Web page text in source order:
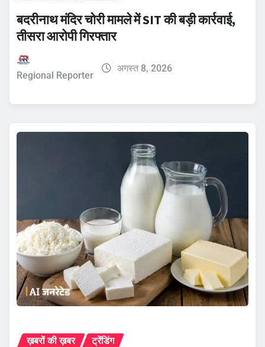
बदरीनाथ मंदिर चोरी मामले में SIT की बड़ी कार्रवाई,
तीसरा आरोपी गिरफ्तार
Regional Reporter
अगस्त 8, 2026
ख़बरों की ख़बर ट्रेंडिंग